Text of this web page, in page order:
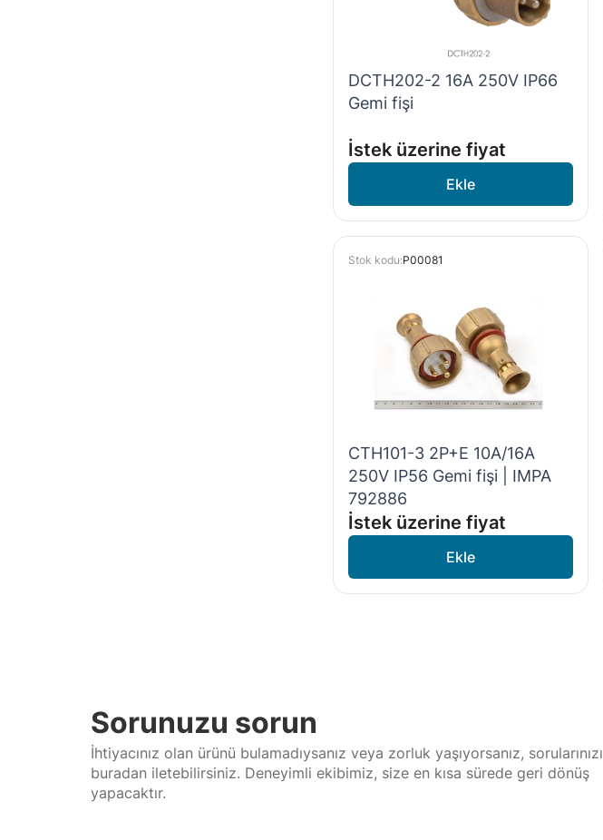
DCTH202-2 16A 250V IP66
Gemi fişi
İstek üzerine fiyat
Stok kodu:P00081
CTH101-3 2P+E 10A/16A
250V IP56 Gemi fişi | IMPA
792886
İstek üzerine fiyat
Sorunuzu sorun
İhtiyacınız olan ürünü bulamadıysanız veya zorluk yaşıyorsanız, sorularınızı
buradan iletebilirsiniz. Deneyimli ekibimiz, size en kısa sürede geri dönüş
yapacaktır.